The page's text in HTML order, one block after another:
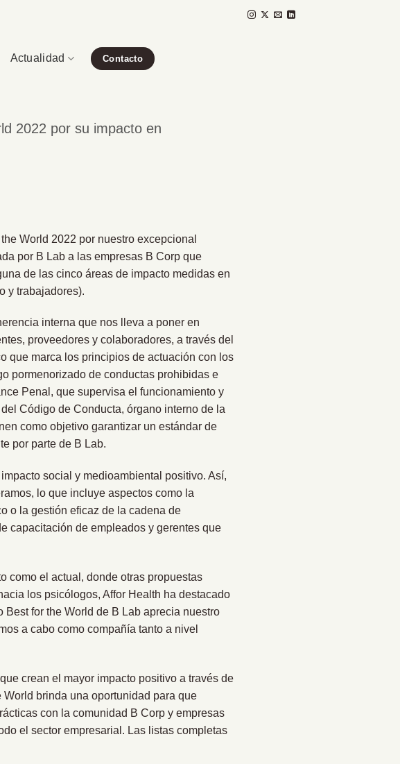
Actualidad Contacto
2022 por su impacto en
World 2022 por nuestro excepcional
por B Lab a las empresas B Corp que
de las cinco áreas de impacto medidas en
y trabajadores).
interna que nos lleva a poner en
proveedores y colaboradores, a través del
que marca los principios de actuación con los
pormenorizado de conductas prohibidas e
Penal, que supervisa el funcionamiento y
Código de Conducta, órgano interno de la
como objetivo garantizar un estándar de
por parte de B Lab.
social y medioambiental positivo. Así,
lo que incluye aspectos como la
o la gestión eficaz de la cadena de
capacitación de empleados y gerentes que
como el actual, donde otras propuestas
los psicólogos, Affor Health ha destacado
for the World de B Lab aprecia nuestro
a cabo como compañía tanto a nivel
crean el mayor impacto positivo a través de
brinda una oportunidad para que
con la comunidad B Corp y empresas
el sector empresarial. Las listas completas